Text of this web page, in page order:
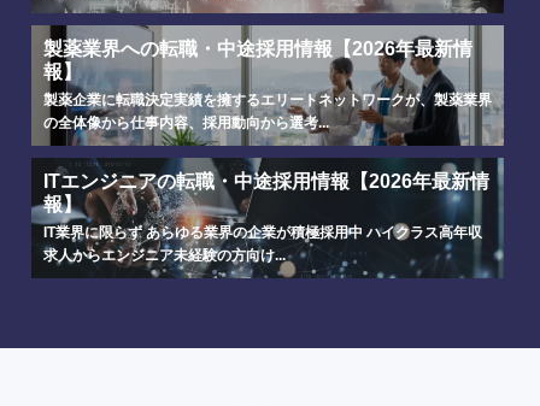
製薬業界への転職・中途採用情報【2026年最新情
報】
製薬企業に転職決定実績を擁するエリートネットワークが、製薬業界
の全体像から仕事内容、採用動向から選考...
ITエンジニアの転職・中途採用情報【2026年最新情
報】
IT業界に限らず あらゆる業界の企業が積極採用中 ハイクラス高年収
求人からエンジニア未経験の方向け...